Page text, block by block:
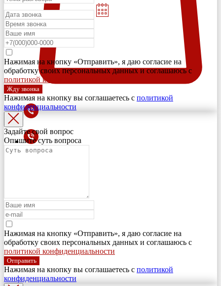
Нажимая на кнопку «Отправить», я даю согласие на
обработку своих персональных данных и соглашаюсь с
политикой конфиденциальности
Жду звонка
Нажимая на кнопку вы соглашаетесь с политикой
конфиденциальности
Задайте свой вопрос
Опишите суть вопроса
Нажимая на кнопку «Отправить», я даю согласие на
обработку своих персональных данных и соглашаюсь с
политикой конфиденциальности
Отправить
Нажимая на кнопку вы соглашаетесь с политикой
конфиденциальности